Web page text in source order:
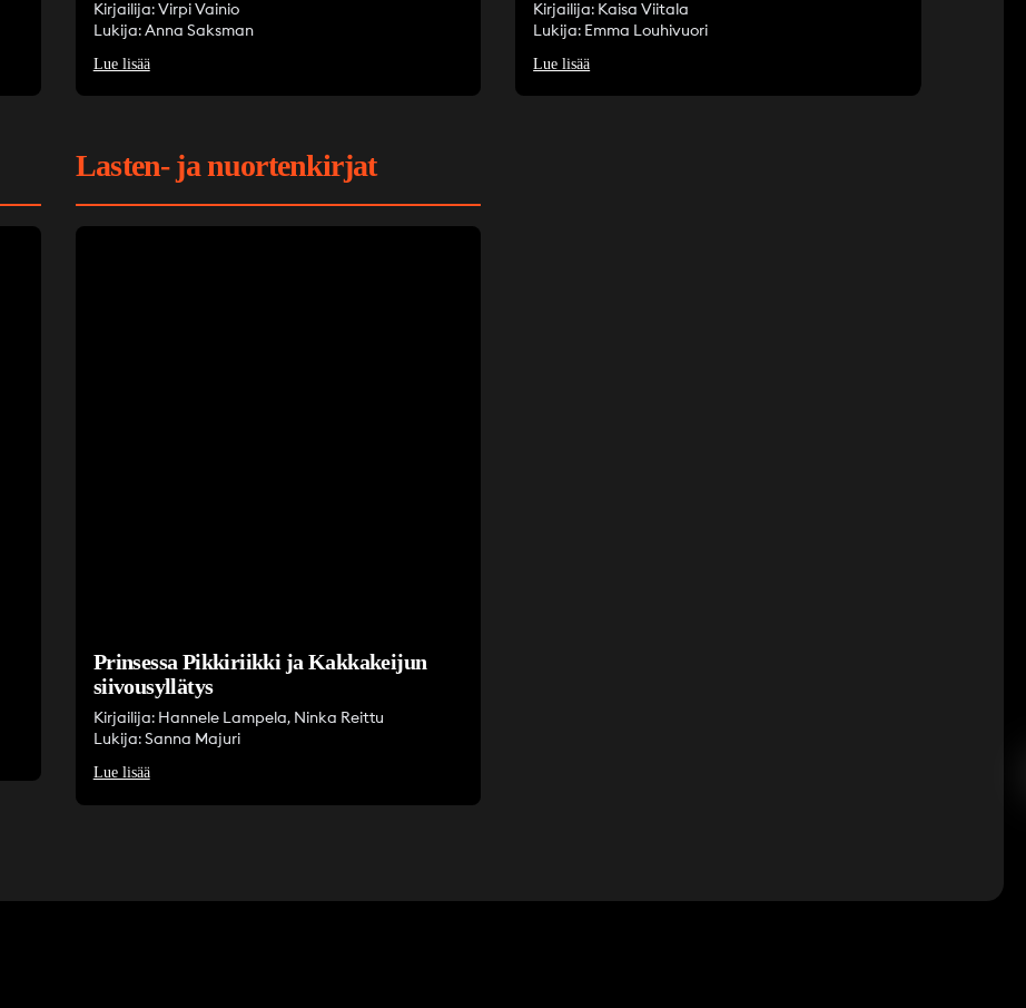
Kirjailija: Virpi Vainio
Lukija: Anna Saksman
Lue lisää
Kirjailija: Kaisa Viitala
Lukija: Emma Louhivuori
Lue lisää
Lasten- ja nuortenkirjat
Prinsessa Pikkiriikki ja Kakkakeijun
siivousyllätys
Kirjailija: Hannele Lampela, Ninka Reittu
Lukija: Sanna Majuri
Lue lisää